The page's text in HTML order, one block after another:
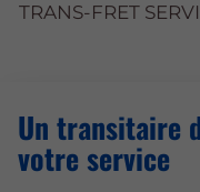
TRANS-FRET
Un transitaire
votre service